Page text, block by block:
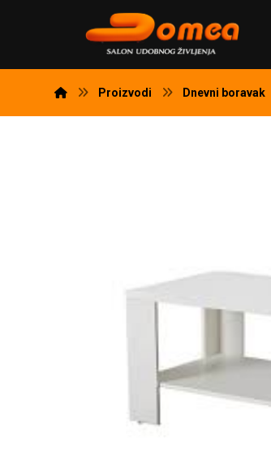
Proizvodi Dnevni boravak